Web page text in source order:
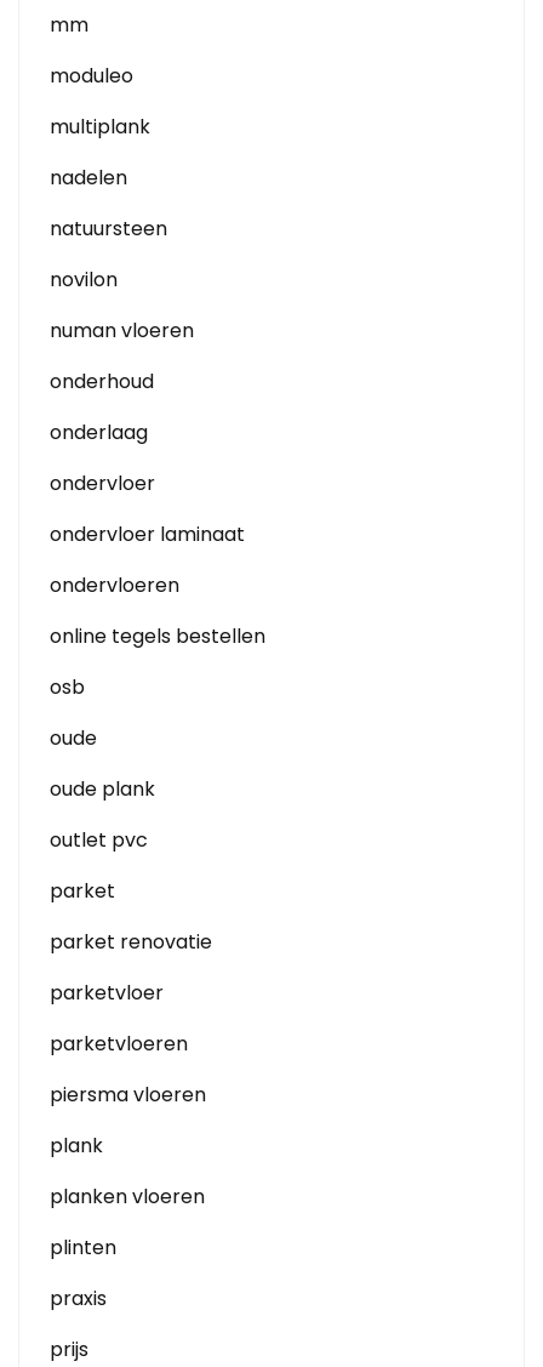
mm
moduleo
multiplank
nadelen
natuursteen
novilon
numan vloeren
onderhoud
onderlaag
ondervloer
ondervloer laminaat
ondervloeren
online tegels bestellen
osb
oude
oude plank
outlet pvc
parket
parket renovatie
parketvloer
parketvloeren
piersma vloeren
plank
planken vloeren
plinten
praxis
prijs